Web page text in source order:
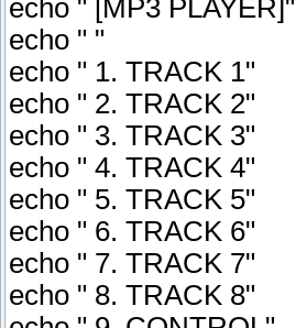
echo " [MP3 PLAYER]"
echo " "
echo " 1. TRACK 1"
echo " 2. TRACK 2"
echo " 3. TRACK 3"
echo " 4. TRACK 4"
echo " 5. TRACK 5"
echo " 6. TRACK 6"
echo " 7. TRACK 7"
echo " 8. TRACK 8"